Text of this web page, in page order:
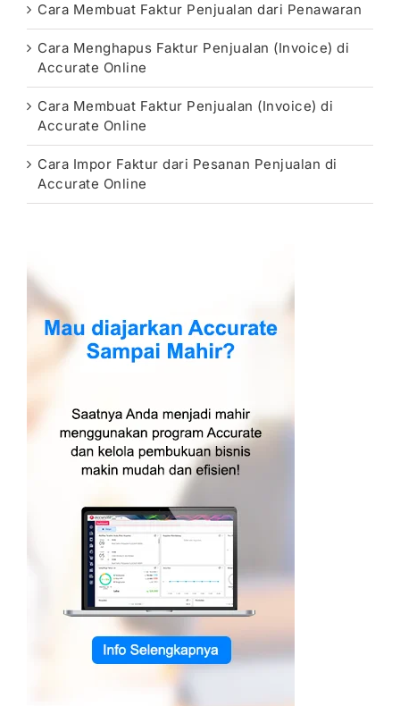
Cara Membuat Faktur Penjualan dari Penawaran
Cara Menghapus Faktur Penjualan (Invoice) di
Accurate Online
Cara Membuat Faktur Penjualan (Invoice) di
Accurate Online
Cara Impor Faktur dari Pesanan Penjualan di
Accurate Online